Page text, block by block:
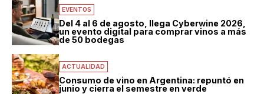
EVENTOS
Del 4 al 6 de agosto, llega Cyberwine 2026,
un evento digital para comprar vinos a más
de 50 bodegas
ACTUALIDAD
Consumo de vino en Argentina: repuntó en
junio y cierra el semestre en verde